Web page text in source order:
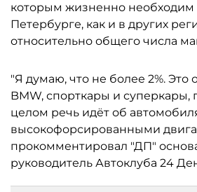
которым жизненно необходим
Петербурге, как и в других
относительно общего числа
"Я думаю, что не более 2%. Это
BMW, спорткары и суперкары,
целом речь идёт об
высокофорсированными
прокомментировал "ДП"
руководитель Автоклуба 24